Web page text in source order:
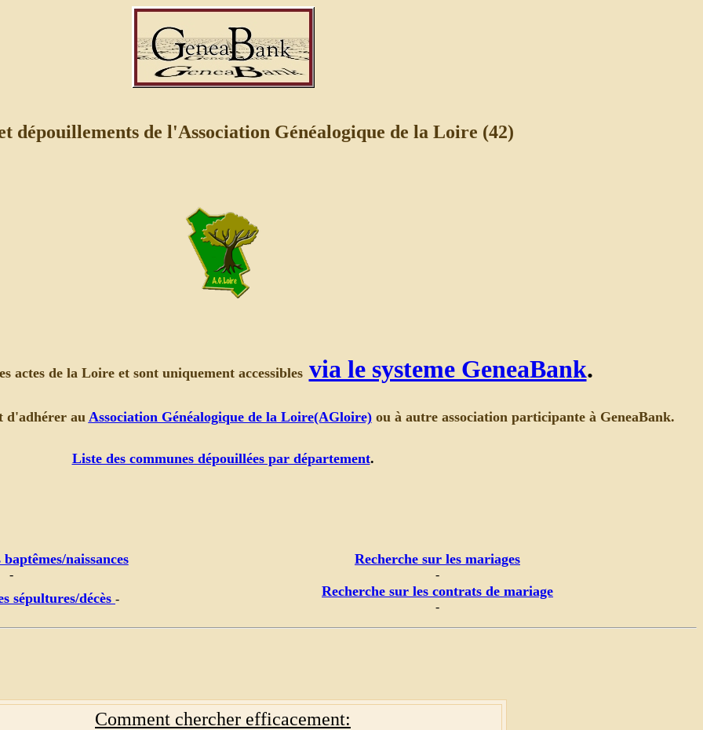
dépouillements de l'Association Généalogique de la Loire (42)
actes de la Loire et sont uniquement accessibles via le systeme GeneaBank.
d'adhérer au Association Généalogique de la Loire(AGloire)ou à autre association participante à GeneaBank.
Liste des communes dépouillées par département.
naissances
-
Recherche sur les mariages
-
sépultures/décès - Recherche sur les contrats de mariage
-
Comment chercher efficacement: